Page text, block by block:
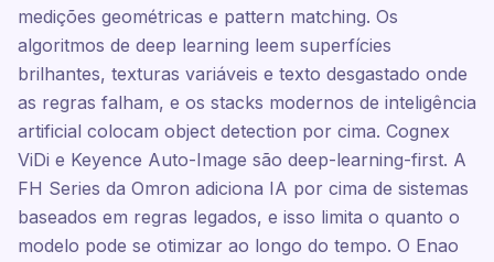
medições geométricas e pattern matching. Os
algoritmos de deep learning leem superfícies
brilhantes, texturas variáveis e texto desgastado onde
as regras falham, e os stacks modernos de inteligência
artificial colocam object detection por cima. Cognex
ViDi e Keyence Auto-Image são deep-learning-first. A
FH Series da Omron adiciona IA por cima de sistemas
baseados em regras legados, e isso limita o quanto o
modelo pode se otimizar ao longo do tempo. O Enao